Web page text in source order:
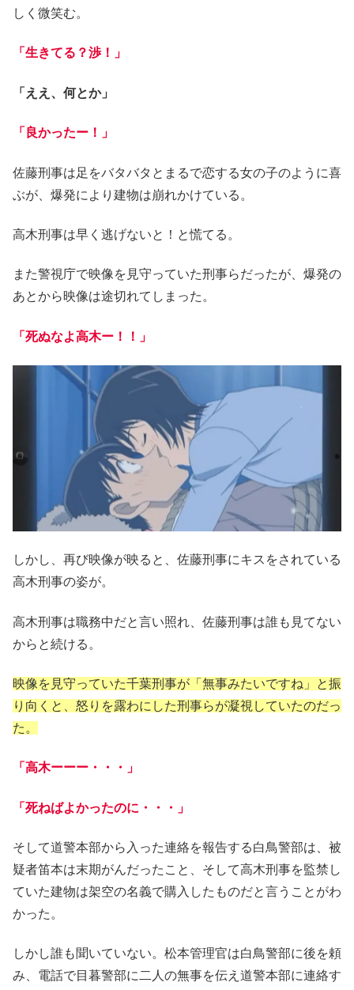
しく微笑む。
「生きてる？渉！」
「ええ、何とか」
「良かったー！」
佐藤刑事は足をバタバタとまるで恋する女の子のように喜
ぶが、爆発により建物は崩れかけている。
高木刑事は早く逃げないと！と慌てる。
また警視庁で映像を見守っていた刑事らだったが、爆発の
あとから映像は途切れてしまった。
「死ぬなよ高木ー！！」
しかし、再び映像が映ると、佐藤刑事にキスをされている
高木刑事の姿が。
高木刑事は職務中だと言い照れ、佐藤刑事は誰も見てない
からと続ける。
映像を見守っていた千葉刑事が「無事みたいですね」と振
り向くと、怒りを露わにした刑事らが凝視していたのだっ
た。
「高木ーーー・・・」
「死ねばよかったのに・・・」
そして道警本部から入った連絡を報告する白鳥警部は、被
疑者笛本は末期がんだったこと、そして高木刑事を監禁し
ていた建物は架空の名義で購入したものだと言うことがわ
かった。
しかし誰も聞いていない。松本管理官は白鳥警部に後を頼
み、電話で目暮警部に二人の無事を伝え道警本部に連絡す